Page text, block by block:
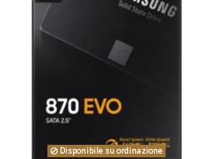
Disponibile su ordinazione